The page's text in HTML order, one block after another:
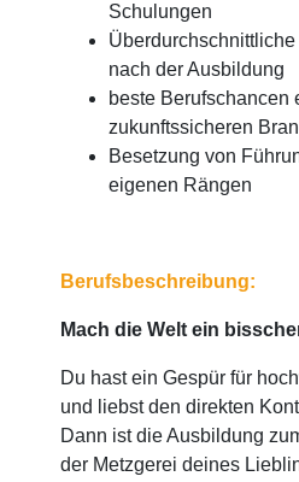
Schulungen
nach der Ausbildung
beste Berufschancen
zukunftssicheren
Besetzung von
eigenen Rängen
Berufsbeschreibung:
Mach die Welt ein
Du hast ein Gespür für
und liebst den direkten
Dann ist die Ausbildung
der Metzgerei deines